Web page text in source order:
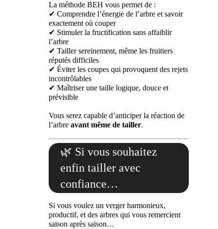
La méthode BEH vous permet de :
✔ Comprendre l’énergie de l’arbre et savoir
exactement où couper
✔ Stimuler la fructification sans affaiblir
l’arbre
✔ Tailler sereinement, même les fruitiers
réputés difficiles
✔ Éviter les coupes qui provoquent des rejets
incontrôlables
✔ Maîtriser une taille logique, douce et
prévisible
Vous serez capable d’anticiper la réaction de
l’arbre avant même de tailler.
🌿 Si vous souhaitez
enfin tailler avec
confiance…
Si vous voulez un verger harmonieux,
productif, et des arbres qui vous remercient
saison après saison…